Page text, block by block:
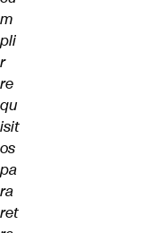
m
pli
r
re
qu
isit
os
pa
ra
ret